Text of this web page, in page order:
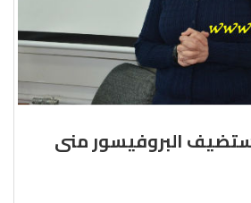
البروفيسور منى